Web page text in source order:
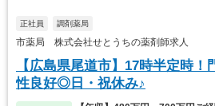
正社員 調剤薬局
市薬局 株式会社せとうちの薬剤師求人
【広島県尾道市】17時半定時
性良好◎日・祝休み♪